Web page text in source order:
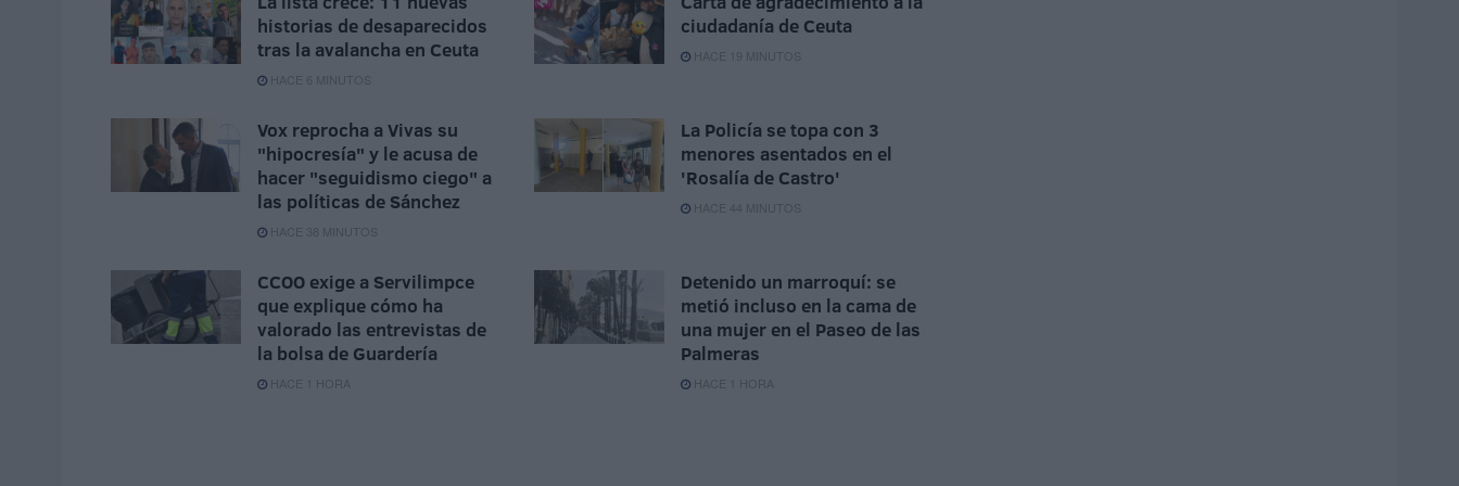
historias de desaparecidos
tras la avalancha en Ceuta
HACE 6 MINUTOS
ciudadanía de Ceuta
HACE 19 MINUTOS
Vox reprocha a Vivas su
"hipocresía" y le acusa de
hacer "seguidismo ciego" a
las políticas de Sánchez
HACE 38 MINUTOS
La Policía se topa con 3
menores asentados en el
'Rosalía de Castro'
HACE 44 MINUTOS
CCOO exige a Servilimpce
que explique cómo ha
valorado las entrevistas de
la bolsa de Guardería
HACE 1 HORA
Detenido un marroquí: se
metió incluso en la cama de
una mujer en el Paseo de las
Palmeras
HACE 1 HORA